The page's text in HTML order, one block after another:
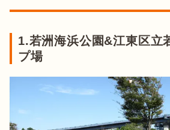
1.若洲海浜公園&江東区立
プ場